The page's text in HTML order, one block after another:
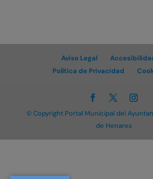
Aviso Legal
Política de Privacidad
© Copyright Portal Municipal del
de Henares